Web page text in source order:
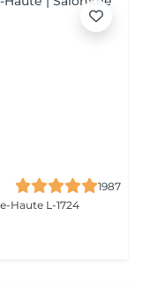
1987
Haute L-1724